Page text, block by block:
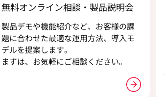
無料オンライン相談・製品説明会
製品デモや機能紹介など、お客様の課
題に合わせた最適な運用方法、導入モ
デルを提案します。
まずは、お気軽にご相談ください。